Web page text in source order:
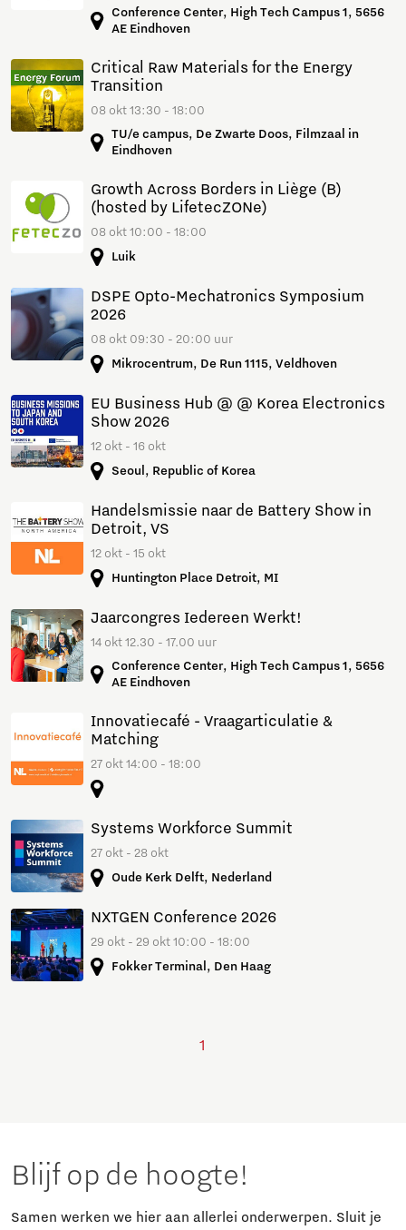
Conference Center, High Tech Campus 1, 5656
AE Eindhoven
Critical Raw Materials for the Energy
Transition
08 okt 13:30 - 18:00
TU/e campus, De Zwarte Doos, Filmzaal in
Eindhoven
Growth Across Borders in Liège (B)
(hosted by LifetecZONe)
08 okt 10:00 - 18:00
Luik
DSPE Opto-Mechatronics Symposium
2026
08 okt 09:30 - 20:00 uur
Mikrocentrum, De Run 1115, Veldhoven
EU Business Hub @ @ Korea Electronics
Show 2026
12 okt - 16 okt
Seoul, Republic of Korea
Handelsmissie naar de Battery Show in
Detroit, VS
12 okt - 15 okt
Huntington Place Detroit, MI
Jaarcongres Iedereen Werkt!
14 okt 12.30 - 17.00 uur
Conference Center, High Tech Campus 1, 5656
AE Eindhoven
Innovatiecafé - Vraagarticulatie &
Matching
27 okt 14:00 - 18:00
Systems Workforce Summit
27 okt - 28 okt
Oude Kerk Delft, Nederland
NXTGEN Conference 2026
29 okt - 29 okt 10:00 - 18:00
Fokker Terminal, Den Haag
1
Blijf op de hoogte!
Samen werken we hier aan allerlei onderwerpen. Sluit je